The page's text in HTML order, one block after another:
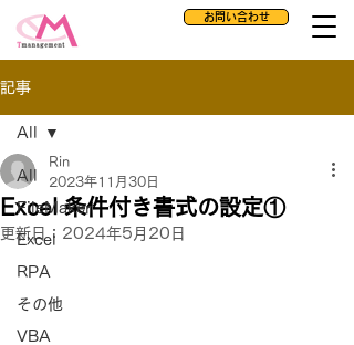
お問い合わせ
記事
All
FileMaker
Excel
RPA
その他
VBA
All
Excel 条件付き書式の設定①
Rin
2023年11月30日
更新日： 2024年5月20日